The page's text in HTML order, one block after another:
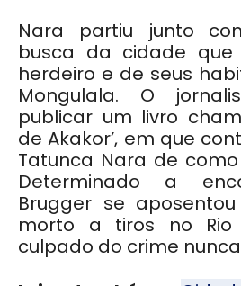
Nara partiu junto
busca da cidade
herdeiro e de seus
Mongulala. O
publicar um livro
de Akakor’, em que
Tatunca Nara de
Determinado a
Brugger se
morto a tiros no Rio
culpado do crime